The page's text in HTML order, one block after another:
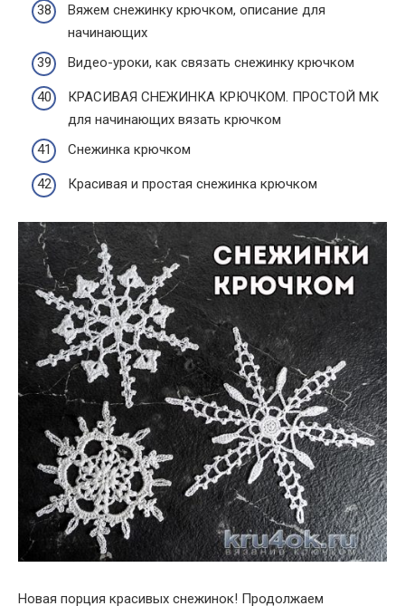
Вяжем снежинку крючком, описание для
начинающих
Видео-уроки, как связать снежинку крючком
КРАСИВАЯ СНЕЖИНКА КРЮЧКОМ. ПРОСТОЙ МК
для начинающих вязать крючком
Снежинка крючком
Красивая и простая снежинка крючком
Новая порция красивых снежинок! Продолжаем